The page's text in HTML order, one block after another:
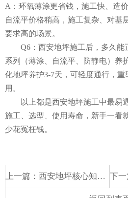
A：环氧薄涂更省钱，施工快、造
自流平价格稍高，施工复杂、对基
要求高的场景。
Q6： 西安地坪施工 后，多久能
系列（薄涂、自流平、防静电）养
化地坪养护3-7天，可轻度通行，
用。
以上都是西安地坪施工中最易
施工、选型、使用寿命，新手一看
少花冤枉钱。
上一篇： 西安地坪核心知识详解，环氧与固化地坪原理、选型及常见问题解答 下一